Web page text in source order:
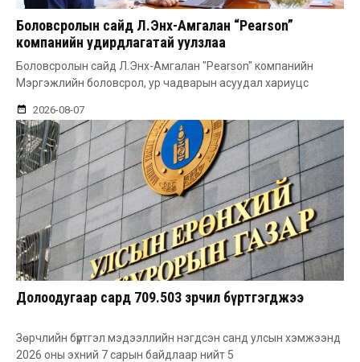
Боловсролын сайд Л.Энх-Амгалан “Pearson”
компанийн удирдлагатай уулзлаа
Боловсролын сайд Л.Энх-Амгалан "Pearson" компанийн
Мэргэжлийн боловсрол, ур чадварын асуудал хариуцс
2026-08-07
Долоодугаар сард 709.503 зөрчил бүртгэгджээ
Зөрчлийн бүртгэл мэдээллийн нэгдсэн санд улсын хэмжээнд
2026 оны эхний 7 сарын байдлаар нийт 5